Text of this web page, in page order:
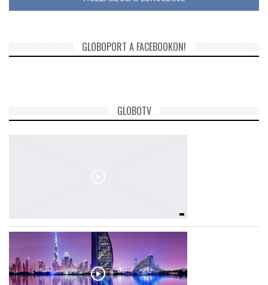
GLOBOPORT A FACEBOOKON!
GLOBOTV